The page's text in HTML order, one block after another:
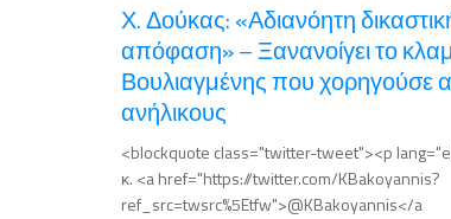
Χ. Δούκας: «Αδιανόητη
απόφαση» – Ξανανοίγει το
Βουλιαγμένης που χορηγούσε
ανήλικους
<blockquote class="twitter-tweet"><p
κ. <a href="https://twitter.com/KBakoyannis?
ref_src=twsrc%5Etfw">@KBakoyannis</a